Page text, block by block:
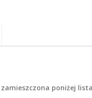
poniżej